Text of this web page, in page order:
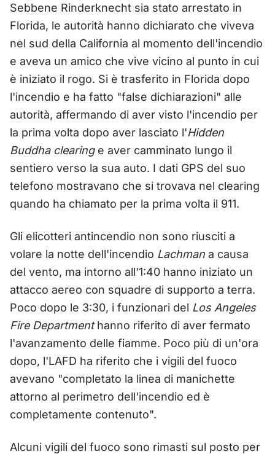
Sebbene Rinderknecht sia stato arrestato in
Florida, le autorità hanno dichiarato che viveva
nel sud della California al momento dell'incendio
e aveva un amico che vive vicino al punto in cui
è iniziato il rogo. Si è trasferito in Florida dopo
l'incendio e ha fatto "false dichiarazioni" alle
autorità, affermando di aver visto l'incendio per
la prima volta dopo aver lasciato l'Hidden
Buddha clearinge aver camminato lungo il
sentiero verso la sua auto. I dati GPS del suo
telefono mostravano che si trovava nel clearing
quando ha chiamato per la prima volta il 911.
Gli elicotteri antincendio non sono riusciti a
volare la notte dell'incendio Lachman a causa
del vento, ma intorno all'1:40 hanno iniziato un
attacco aereo con squadre di supporto a terra.
Poco dopo le 3:30, i funzionari del Los Angeles
Fire Departmenthanno riferito di aver fermato
l'avanzamento delle fiamme. Poco più di un'ora
dopo, l'LAFD ha riferito che i vigili del fuoco
avevano "completato la linea di manichette
attorno al perimetro dell'incendio ed è
completamente contenuto".
Alcuni vigili del fuoco sono rimasti sul posto per